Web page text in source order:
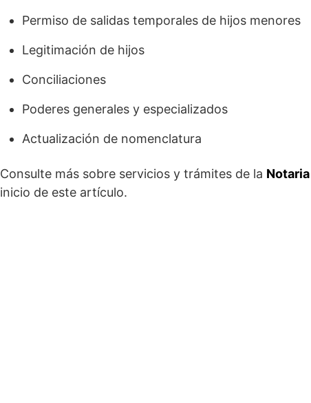
Permiso de salidas temporales de hijos menores
Legitimación de hijos
Conciliaciones
Poderes generales y especializados
Actualización de nomenclatura
Consulte más sobre servicios y trámites de la
inicio de este artículo.